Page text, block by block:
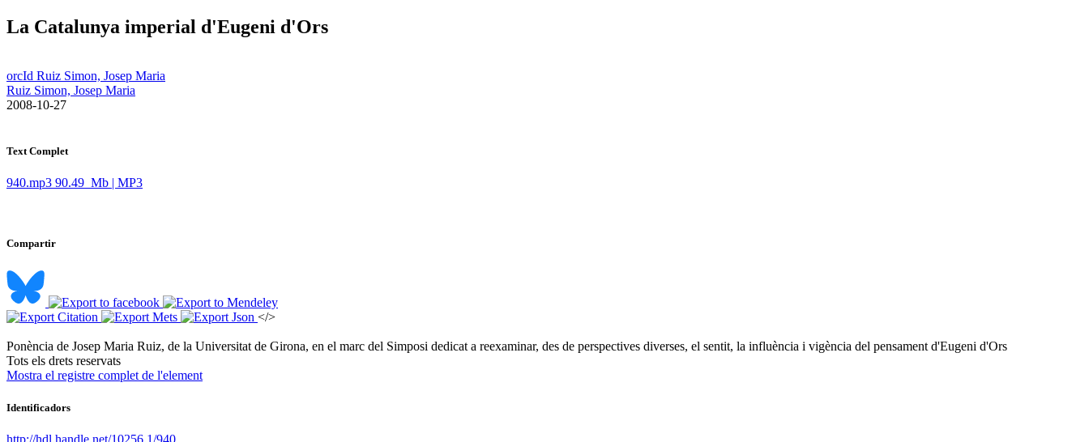
La Catalunya imperial d'Eugeni d'Ors
orcId Ruiz Simon, Josep Maria
Ruiz Simon, Josep Maria
​ 2008-10-27
Text Complet
940.mp3 90.49 Mb | MP3
Compartir
</>
Ponència de Josep Maria Ruiz, de la Universitat de Girona, en el marc del Simposi dedicat a reexaminar, des de perspectives diverses, el sentit, la influència i vigència del pensament d'Eugeni d'Ors ​
​Tots els drets reservats
Mostra el registre complet de l'element
Identificadors
http://hdl.handle.net/10256.1/940